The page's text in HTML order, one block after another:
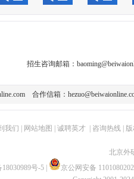
招生咨询邮箱：
合作信箱：
我们 网站地图 诚聘英才| 咨询热线|
北京外
号-5
京公网安备